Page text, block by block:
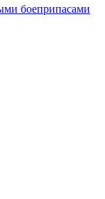
боеприпасами